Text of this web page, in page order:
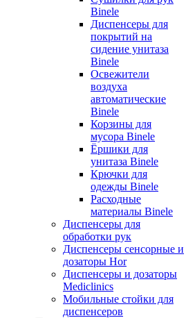
Binele
Диспенсеры для
покрытий на
сидение унитаза
Binele
Освежители
воздуха
автоматические
Binele
Корзины для
мусора Binele
Ёршики для
унитаза Binele
Крючки для
одежды Binele
Расходные
материалы Binele
Диспенсеры для
обработки рук
Диспенсеры сенсорные и
дозаторы Hor
Диспенсеры и дозаторы
Mediclinics
Мобильные стойки для
диспенсеров